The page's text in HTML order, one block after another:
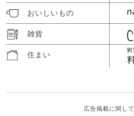
おいしいもの
雑貨
住まい
広告掲載に関して